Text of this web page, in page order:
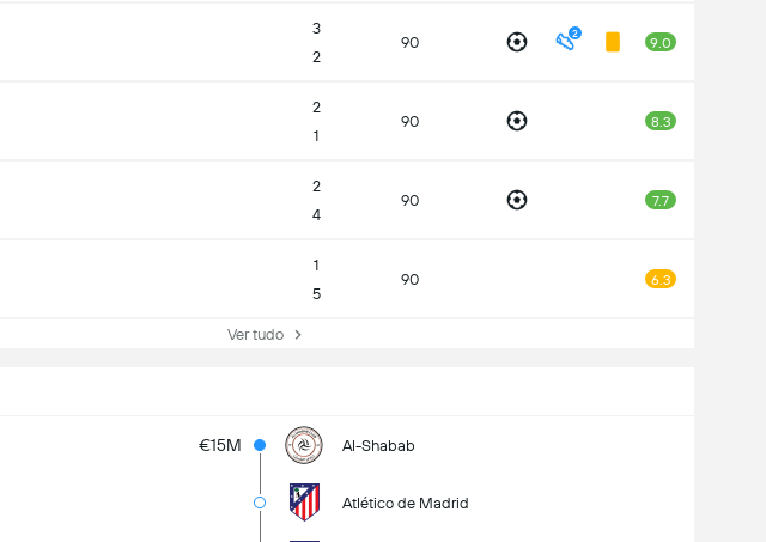
3
2
90 2
9.0
2
1
90 8.3
2
4
90 7.7
1
5
90 6.3
Ver tudo
€15M Al-Shabab
Atlético de Madrid